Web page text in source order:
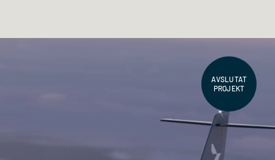
AVSLUTAT
PROJEKT